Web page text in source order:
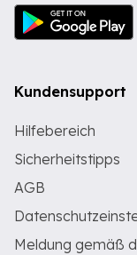
Kundensupport
Hilfebereich
Sicherheitstipps
AGB
Meldung gemäß